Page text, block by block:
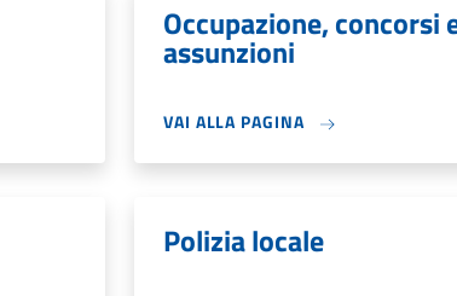
Occupazione, concorsi
assunzioni
VAI ALLA PAGINA
Polizia locale